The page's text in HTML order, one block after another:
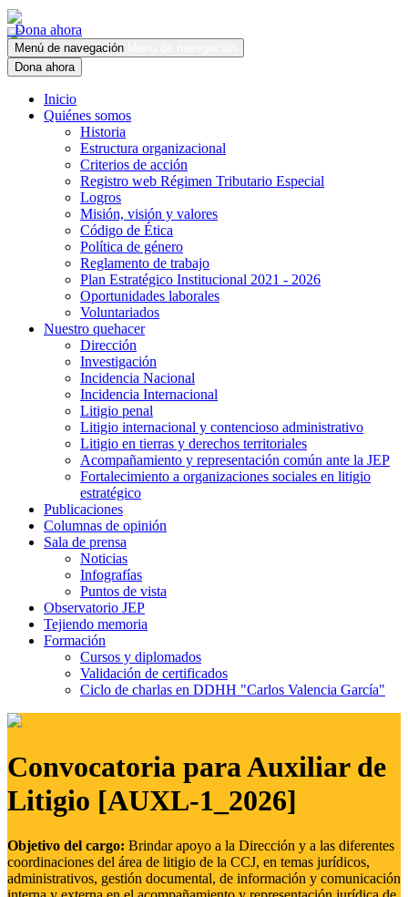
Dona ahora
Menú de navegación
Dona ahora
Inicio
Quiénes somos
Historia
Estructura organizacional
Criterios de acción
Registro web Régimen Tributario Especial
Logros
Misión, visión y valores
Código de Ética
Política de género
Reglamento de trabajo
Plan Estratégico Institucional 2021 - 2026
Oportunidades laborales
Voluntariados
Nuestro quehacer
Dirección
Investigación
Incidencia Nacional
Incidencia Internacional
Litigio penal
Litigio internacional y contencioso administrativo
Litigio en tierras y derechos territoriales
Acompañamiento y representación común ante la JEP
Fortalecimiento a organizaciones sociales en litigio
estratégico
Publicaciones
Columnas de opinión
Sala de prensa
Noticias
Infografías
Puntos de vista
Observatorio JEP
Tejiendo memoria
Formación
Cursos y diplomados
Validación de certificados
Ciclo de charlas en DDHH "Carlos Valencia García"
Convocatoria para Auxiliar de
Litigio [AUXL-1_2026]
Objetivo del cargo: Brindar apoyo a la Dirección y a las diferentes
coordinaciones del área de litigio de la CCJ, en temas jurídicos,
administrativos, gestión documental, de información y comunicación